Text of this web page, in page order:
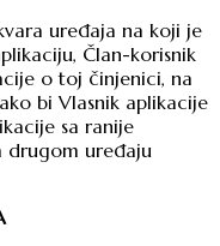
uređaja na koji je
Član-korisnik
o toj činjenici, na
bi Vlasnik aplikacije
sa ranije
drugom uređaju